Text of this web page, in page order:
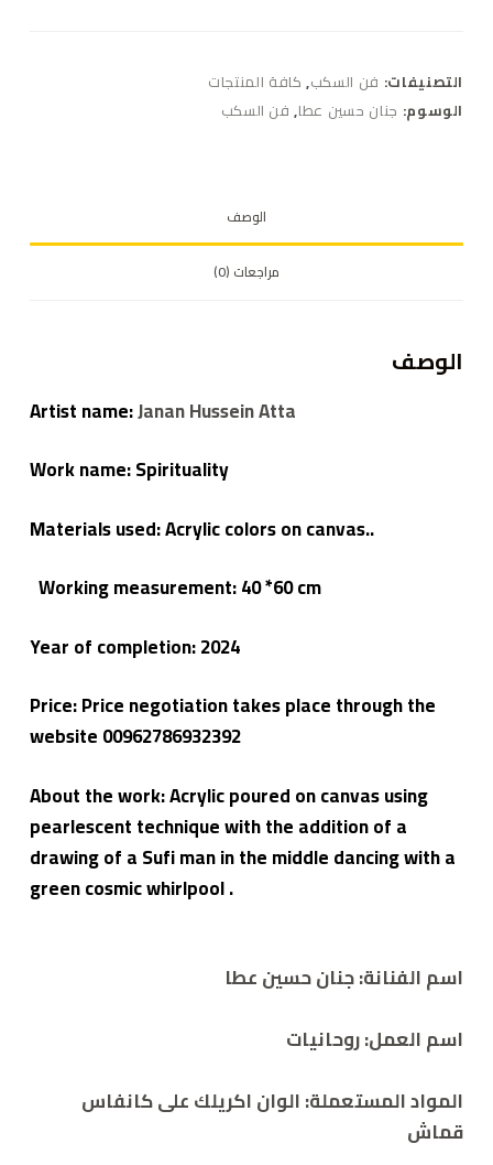
التصنيفات: فن السكب, كافة المنتجات
الوسوم: جنان حسين عطا, فن السكب
الوصف
مراجعات (0)
الوصف
Artist name:Janan Hussein Atta
Work name: Spirituality
Materials used: Acrylic colors on canvas..
Working measurement: 40 *60 cm
Year of completion:2024
Price: Price negotiation takes place through the
website 00962786932392
About the work: Acrylic poured on canvas using
pearlescent technique with the addition of a
drawing of a Sufi man in the middle dancing with a
green cosmic whirlpool .
اسم الفنانة:جنان حسين عطا
اسم العمل:روحانيات
المواد المستعملة: الوان اكريلك على كانفاس
قماش